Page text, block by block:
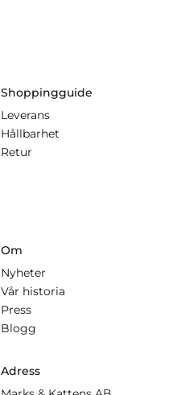
Shoppingguide
Leverans
Hållbarhet
Retur
Om
Nyheter
Vår historia
Press
Blogg
Adress